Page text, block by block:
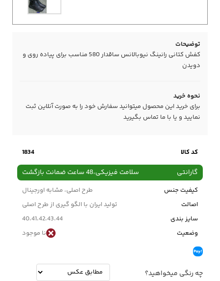
توضیحات
کفش کتانی رانینگ نیوبالانس ساقدار 580 مناسب برای پیاده روی و
دویدن
نحوه خرید
برای خرید این محصول میتوانید سفارش خود را به صورت آنلاین ثبت
نمایید و یا با ما تماس بگیرید
کد کالا 1834
گارانتی سلامت فیزیکی،48 ساعت ضمانت بازگشت
کیفیت جنس
طرح اصلی، مشابه اورجینال
اصالت
تولید ایران با الگو گیری از طرح اصلی
سایز بندی
40،41،42،43،44
وضعیت
نا موجود
چه رنگی میخواهید؟